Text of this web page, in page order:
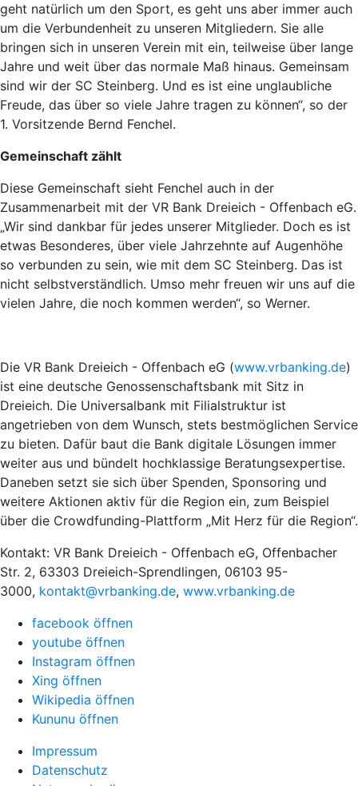
geht natürlich um den Sport, es geht uns aber immer auch
um die Verbundenheit zu unseren Mitgliedern. Sie alle
bringen sich in unseren Verein mit ein, teilweise über lange
Jahre und weit über das normale Maß hinaus. Gemeinsam
sind wir der SC Steinberg. Und es ist eine unglaubliche
Freude, das über so viele Jahre tragen zu können“, so der
1. Vorsitzende Bernd Fenchel.
Gemeinschaft zählt
Diese Gemeinschaft sieht Fenchel auch in der
Zusammenarbeit mit der VR Bank Dreieich - Offenbach eG.
„Wir sind dankbar für jedes unserer Mitglieder. Doch es ist
etwas Besonderes, über viele Jahrzehnte auf Augenhöhe
so verbunden zu sein, wie mit dem SC Steinberg. Das ist
nicht selbstverständlich. Umso mehr freuen wir uns auf die
vielen Jahre, die noch kommen werden“, so Werner.
Die VR Bank Dreieich - Offenbach eG (www.vrbanking.de)
ist eine deutsche Genossenschaftsbank mit Sitz in
Dreieich. Die Universalbank mit Filialstruktur ist
angetrieben von dem Wunsch, stets bestmöglichen Service
zu bieten. Dafür baut die Bank digitale Lösungen immer
weiter aus und bündelt hochklassige Beratungsexpertise.
Daneben setzt sie sich über Spenden, Sponsoring und
weitere Aktionen aktiv für die Region ein, zum Beispiel
über die Crowdfunding-Plattform „Mit Herz für die Region“.
Kontakt: VR Bank Dreieich - Offenbach eG, Offenbacher
Str. 2, 63303 Dreieich-Sprendlingen, 06103 95-
3000, kontakt@vrbanking.de, www.vrbanking.de
facebook öffnen
youtube öffnen
Instagram öffnen
Xing öffnen
Wikipedia öffnen
Kununu öffnen
Impressum
Datenschutz